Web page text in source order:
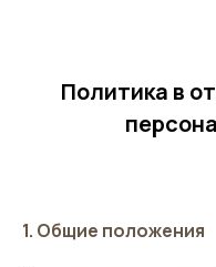
Политика в
1. Общие положения